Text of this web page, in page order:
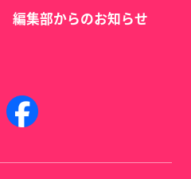
編集部からのお知らせ